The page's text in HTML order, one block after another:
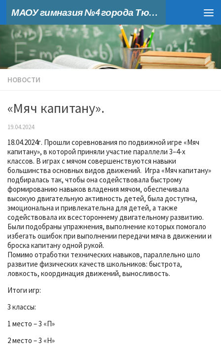
Skip to content МАОУ гимназия №4 города Тюмени
НОВОСТИ
«Мяч капитану».
19.04.2024
18.04.2024г. Прошли соревнования по подвижной игре «Мяч
капитану», в которой приняли участие параллели 3–4-х
классов. В играх с мячом совершенствуются навыки
большинства основных видов движений. Игра «Мяч капитану»
подбиралась так, чтобы она содействовала быстрому
формированию навыков владения мячом, обеспечивала
высокую двигательную активность детей, была доступна,
эмоциональна и привлекательна для детей, а также
содействовала их всестороннему двигательному развитию.
Были подобраны упражнения, выполнение которых помогало
избегать ошибок при выполнении передачи мяча в движении и
броска капитану одной рукой.
Помимо отработки технических навыков, параллельно шло
развитие физических качеств школьников: быстрота,
ловкость, координация движений, выносливость.
Итоги игр:
3 классы:
1 место – 3 «П»
2 место – 3 «Н»